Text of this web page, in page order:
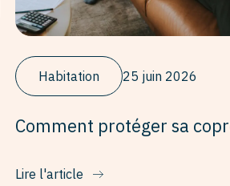
Habitation 25 juin 2026
Comment protéger sa
Lire l'article